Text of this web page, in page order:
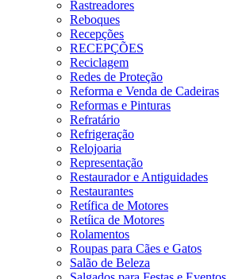
Rastreadores
Reboques
Recepções
RECEPÇÕES
Reciclagem
Redes de Proteção
Reforma e Venda de Cadeiras
Reformas e Pinturas
Refratário
Refrigeração
Relojoaria
Representação
Restaurador e Antiguidades
Restaurantes
Retífica de Motores
Retíica de Motores
Rolamentos
Roupas para Cães e Gatos
Salão de Beleza